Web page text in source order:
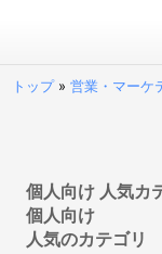
法人カード
経営管理シス
不動産向け電子
補助金申請サポ
トップ»営業・マーケ
個人向け 人気カ
個人向け
人気のカテゴリ